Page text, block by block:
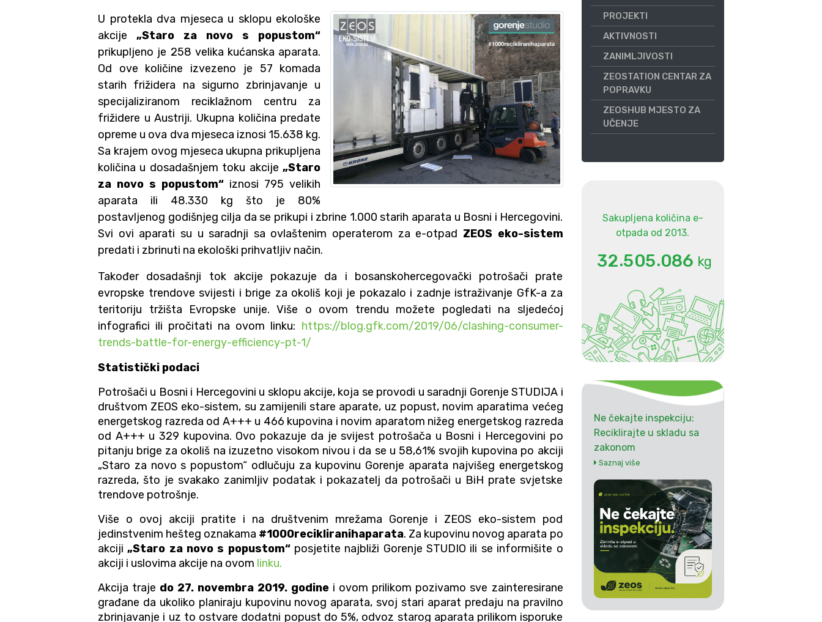
U protekla dva mjeseca u sklopu ekološke
akcije„Staro za novo s popustom“
prikupljeno je 258 velika kućanska aparata.
Od ove količine izvezeno je 57 komada
starih frižidera na sigurno zbrinjavanje u
specijaliziranom reciklažnom centru za
frižidere u Austriji. Ukupna količina predate
opreme u ova dva mjeseca iznosi 15.638 kg.
Sa krajem ovog mjeseca ukupna prikupljena
količina u dosadašnjem toku akcije„Staro
za novo s popustom“ iznosi 795 velikih
aparata ili 48.330 kg što je 80%
postavljenog godišnjeg cilja da se prikupi i zbrine 1.000 starih aparata u Bosni i Hercegovini.
Svi ovi aparati su u saradnji sa ovlaštenim operaterom za e-otpad ZEOS eko-sistem
predati i zbrinuti na ekološki prihvatljiv način.
Također dosadašnji tok akcije pokazuje da i bosanskohercegovački potrošači prate
evropske trendove svijesti i brige za okoliš koji je pokazalo i zadnje istraživanje GfK-a za
teritoriju tržišta Evropske unije. Više o ovom trendu možete pogledati na sljedećoj
infografici ili pročitati na ovom linku: https://blog.gfk.com/2019/06/clashing-consumer-
trends-battle-for-energy-efficiency-pt-1/
Statistički podaci
Potrošači u Bosni i Hercegovini u sklopu akcije, koja se provodi u saradnji Gorenje STUDIJA i
društvom ZEOS eko-sistem, su zamijenili stare aparate, uz popust, novim aparatima većeg
energetskog razreda od A+++ u 466 kupovina i novim aparatom nižeg energetskog razreda
od A+++ u 329 kupovina. Ovo pokazuje da je svijest potrošača u Bosni i Hercegovini po
pitanju brige za okoliš na izuzetno visokom nivou i da se u 58,61% svojih kupovina po akciji
„Staro za novo s popustom“ odlučuju za kupovinu Gorenje aparata najvišeg energetskog
razreda, što je svakako zanimljiv podatak i pokazatelj da potrošači u BiH prate svjetske
trendove potrošnje.
Više o ovoj akciji pratite i na društvenim mrežama Gorenje i ZEOS eko-sistem pod
jedinstvenim hešteg oznakama #1000recikliranihaparata. Za kupovinu novog aparata po
akciji„Staro za novo s popustom“posjetite najbliži Gorenje STUDIO ili se informišite o
akciji i uslovima akcije na ovom linku.
Akcija traje do 27. novembra 2019. godine i ovom prilikom pozivamo sve zainteresirane
građane da ukoliko planiraju kupovinu novog aparata, svoj stari aparat predaju na pravilno
zbrinjavanje i uz to ostvare dodatni popust do 5%, odvoz starog aparata prilikom isporuke
PROJEKTI
AKTIVNOSTI
ZANIMLJIVOSTI
ZEOSTATION CENTAR ZA
POPRAVKU
ZEOSHUB MJESTO ZA
UČENJE
Sakupljena količina e-
otpada od 2013.
32.505.086 kg
Ne čekajte inspekciju:
Reciklirajte u skladu sa
zakonom
Saznaj više